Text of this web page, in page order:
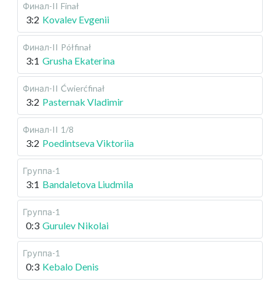
Финал-II Finał
3:2 Kovalev Evgenii
Финал-II Półfinał
3:1 Grusha Ekaterina
Финал-II Ćwierćfinał
3:2 Pasternak Vladimir
Финал-II 1/8
3:2 Poedintseva Viktoriia
Группа-1
3:1 Bandaletova Liudmila
Группа-1
0:3 Gurulev Nikolai
Группа-1
0:3 Kebalo Denis